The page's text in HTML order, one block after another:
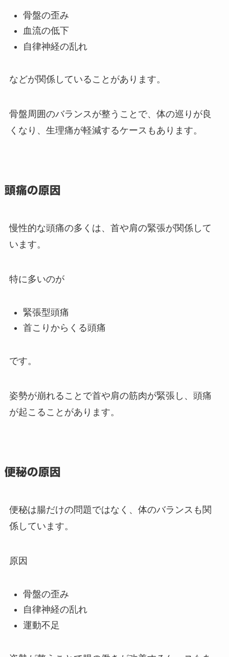
骨盤の歪み
血流の低下
自律神経の乱れ
などが関係していることがあります。
骨盤周囲のバランスが整うことで、体の巡りが良
くなり、生理痛が軽減するケースもあります。
頭痛の原因
慢性的な頭痛の多くは、首や肩の緊張が関係して
います。
特に多いのが
緊張型頭痛
首こりからくる頭痛
です。
姿勢が崩れることで首や肩の筋肉が緊張し、頭痛
が起こることがあります。
便秘の原因
便秘は腸だけの問題ではなく、体のバランスも関
係しています。
原因
骨盤の歪み
自律神経の乱れ
運動不足